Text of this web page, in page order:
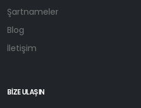
Şartnameler
Blog
İletişim
BIZE ULAŞIN